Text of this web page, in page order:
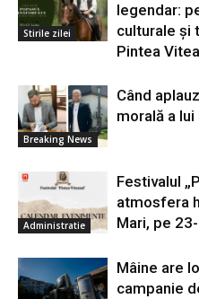
Stirile zilei
legendar:
culturale și
Pintea
Breaking News
Când
morală a lui
Administratie
Festivalul
atmosfera
Mari, pe
Mâine are
campanie